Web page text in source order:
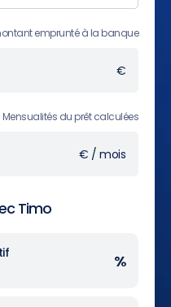
emprunté à la banque
€
Mensualités du prêt calculées
€ / mois
Timo
%